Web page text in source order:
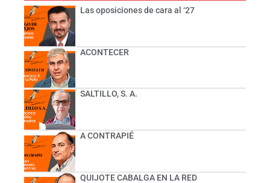
Las oposiciones de cara al ‘27
ACONTECER
SALTILLO, S. A.
A CONTRAPIÉ
QUIJOTE CABALGA EN LA RED